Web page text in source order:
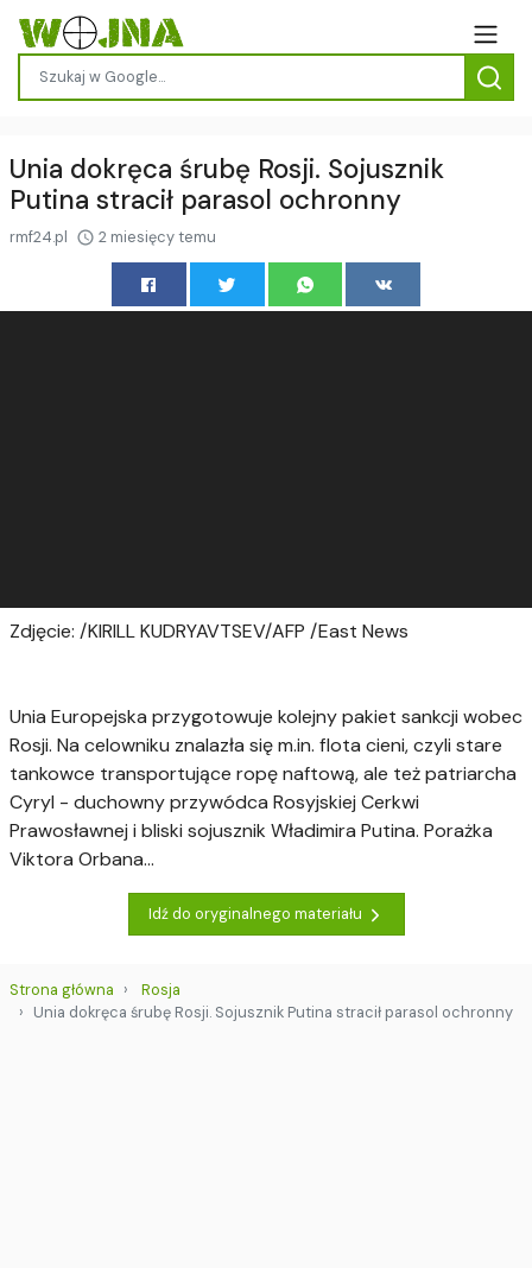
Unia dokręca śrubę Rosji. Sojusznik
Putina stracił parasol ochronny
rmf24.pl 2 miesięcy temu
Zdjęcie: /KIRILL KUDRYAVTSEV/AFP /East News
​Unia Europejska przygotowuje kolejny pakiet sankcji wobec
Rosji. Na celowniku znalazła się m.in. flota cieni, czyli stare
tankowce transportujące ropę naftową, ale też patriarcha
Cyryl - duchowny przywódca Rosyjskiej Cerkwi
Prawosławnej i bliski sojusznik Władimira Putina. Porażka
Viktora Orbana...
Idź do oryginalnego materiału
Strona główna
Rosja
Unia dokręca śrubę Rosji. Sojusznik Putina stracił parasol ochronny